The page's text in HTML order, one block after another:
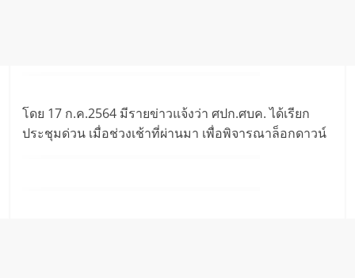
โดย 17 ก.ค.2564 มีรายข่าวแจ้งว่า ศปก.ศบค. ได้เรียก
ประชุมด่วน เมื่อช่วงเช้าที่ผ่านมา เพื่อพิจารณาล็อกดาวน์